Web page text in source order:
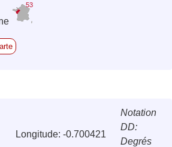
53
Longitude: -0.700421
Notation
DD:
Degrés